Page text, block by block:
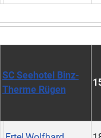
SC Seehotel Binz-
Therme Rügen